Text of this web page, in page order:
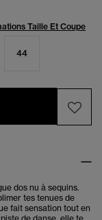
Taille Et Coupe
44
dos nu à sequins.
tes tenues de
fait sensation tout en